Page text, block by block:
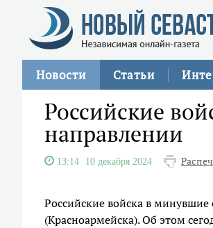
Новости Статьи
Российские
направлении
13:14 10 декабря 2024
Российские войска в
(Красноармейска). Об этом